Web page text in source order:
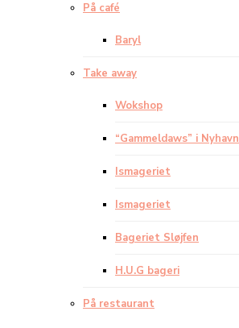
På café
Baryl
Take away
Wokshop
“Gammeldaws” i Nyhavn
Ismageriet
Ismageriet
Bageriet Sløjfen
H.U.G bageri
På restaurant